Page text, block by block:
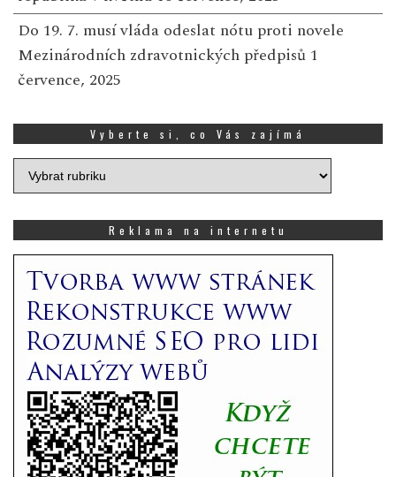
Do 19. 7. musí vláda odeslat nótu proti novele
Mezinárodních zdravotnických předpisů 1
července, 2025
Vyberte si, co Vás zajímá
Vyberte
si,
zajímá
Reklama na internetu